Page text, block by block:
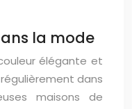
la mode
élégante et
dans
maisons de